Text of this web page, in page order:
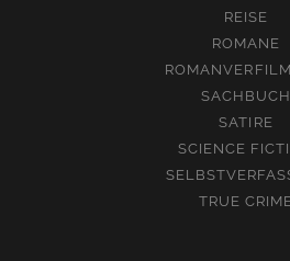
REISE
ROMANE
SACHBUCH
SATIRE
SCIENCE
TRUE CRIME